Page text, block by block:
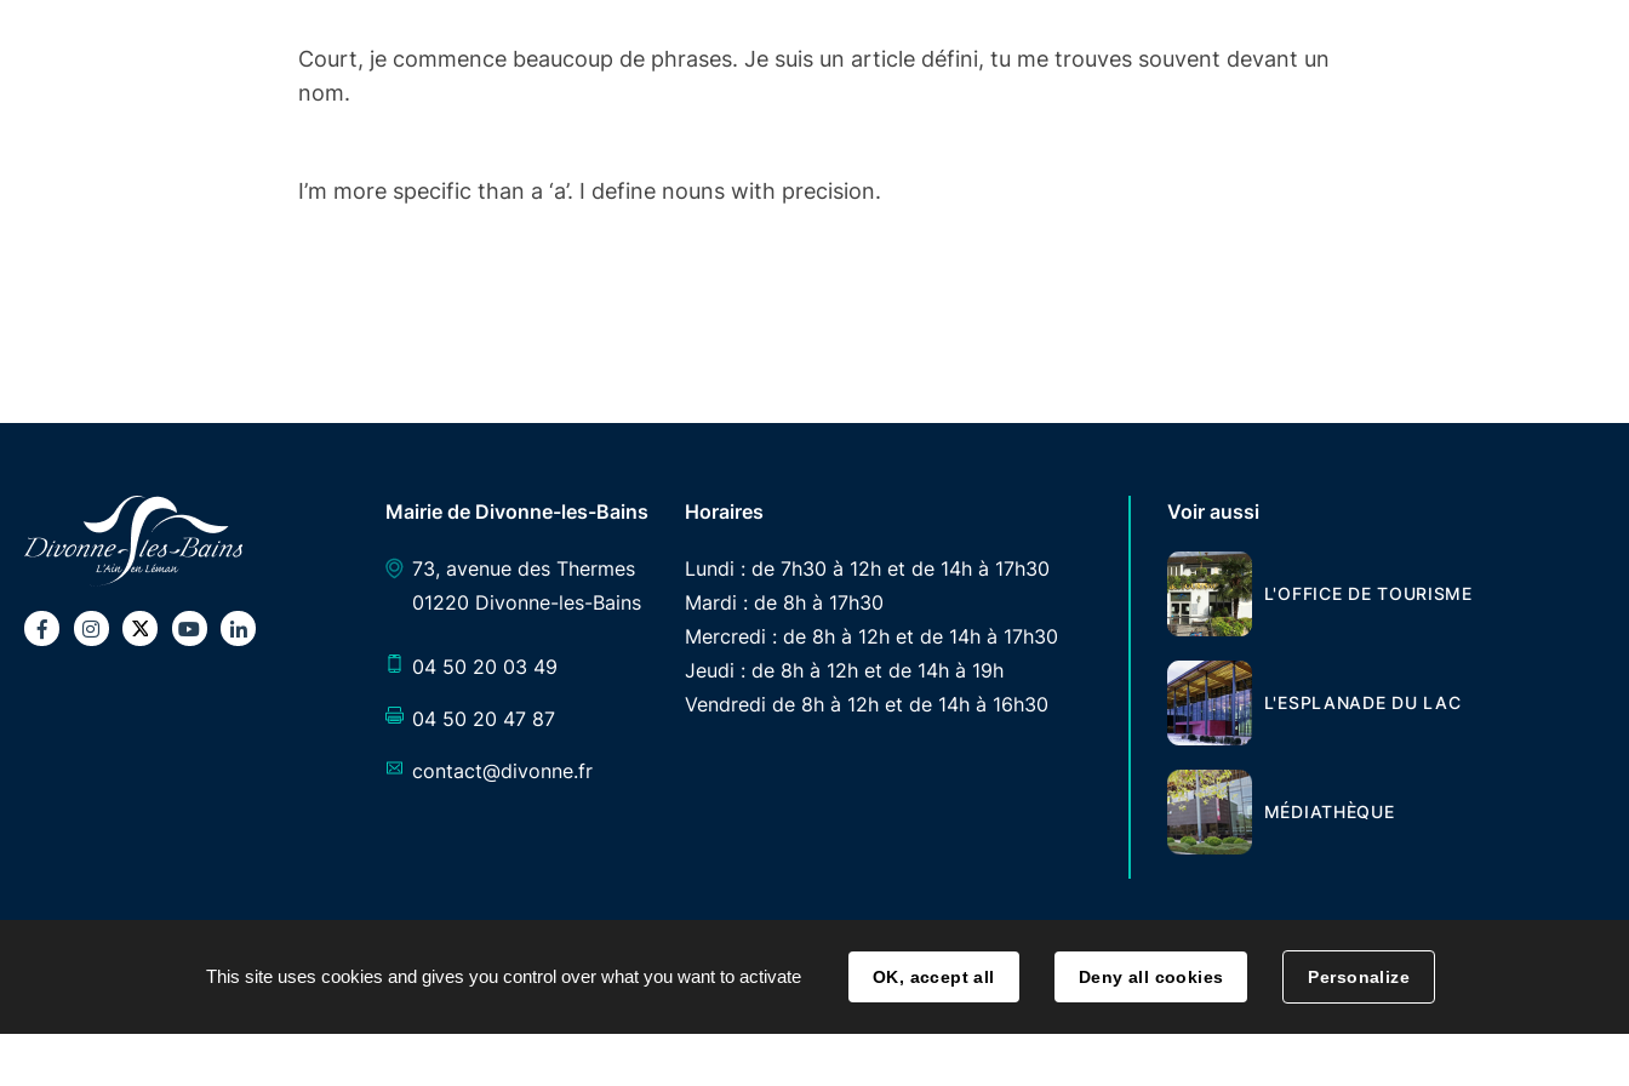
Court, je commence beaucoup de phrases. Je suis un article défini, tu me trouves souvent devant un
nom.
I’m more specific than a ‘a’. I define nouns with precision.
FacebookInstagram
TwitterYoutubeLinkedIn
Mairie de Divonne-les-Bains
73, avenue des Thermes
01220 Divonne-les-Bains
04 50 20 03 49
04 50 20 47 87
contact@divonne.fr
Horaires
Lundi : de 7h30 à 12h et de 14h à 17h30
Mardi : de 8h à 17h30
Mercredi : de 8h à 12h et de 14h à 17h30
Jeudi : de 8h à 12h et de 14h à 19h
Vendredi de 8h à 12h et de 14h à 16h30
Voir aussi
L'OFFICE DE TOURISME
L'ESPLANADE DU LAC
MÉDIATHÈQUE
PLAN DU SITE MENTIONS LÉGALES TRAITEMENT DES DONNÉES
This site uses cookies and gives you control over what you want to activate OK, accept all Deny all cookies Personalize